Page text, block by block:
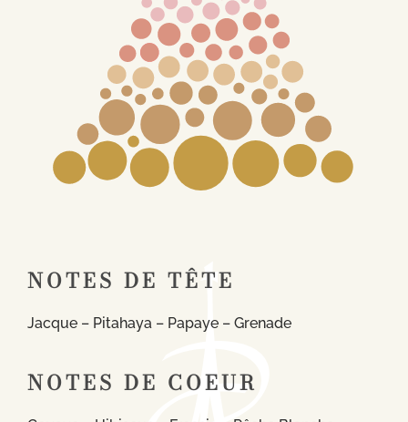
NOTES DE TÊTE
Jacque – Pitahaya – Papaye – Grenade
NOTES DE COEUR